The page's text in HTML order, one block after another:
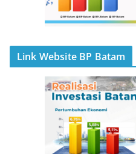
Link Website BP Batam